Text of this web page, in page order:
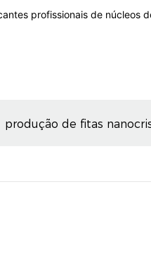
profissionais de núcleos
produção de fitas